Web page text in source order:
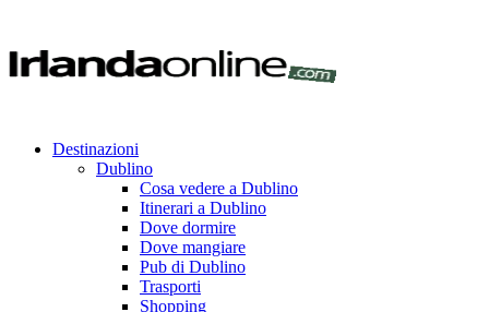
Destinazioni
Dublino
Cosa vedere a Dublino
Itinerari a Dublino
Dove dormire
Dove mangiare
Pub di Dublino
Trasporti
Shopping